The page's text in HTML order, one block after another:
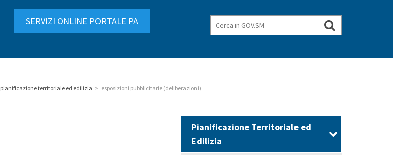
SERVIZI ONLINE PORTALE PA
Cerca
nel
in
pianificazione territoriale ed edilizia > esposizioni pubblicitarie (deliberazioni)
Pianificazione Territoriale ed
Edilizia